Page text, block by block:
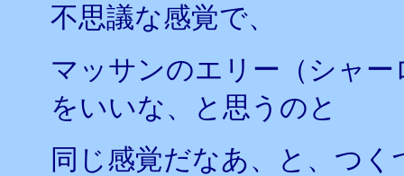
不思議な感覚で、
マッサンのエリー（シャ
をいいな、と思うのと
同じ感覚だなあ、と、つ